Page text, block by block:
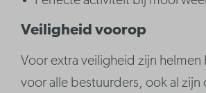
Veiligheid voorop
Voor extra veiligheid zijn helmen
voor alle bestuurders, ook al zijn